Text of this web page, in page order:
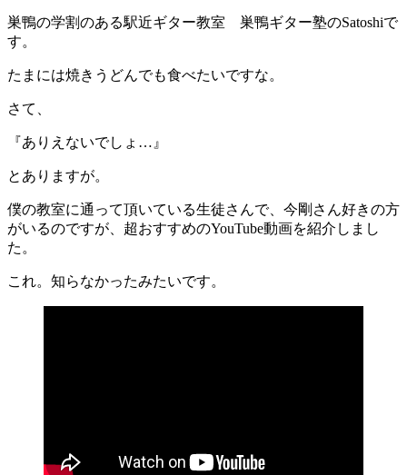
巣鴨の学割のある駅近ギター教室 巣鴨ギター塾のSatoshiで
す。
たまには焼きうどんでも食べたいですな。
さて、
『ありえないでしょ…』
とありますが。
僕の教室に通って頂いている生徒さんで、今剛さん好きの方
がいるのですが、超おすすめのYouTube動画を紹介しまし
た。
これ。知らなかったみたいです。